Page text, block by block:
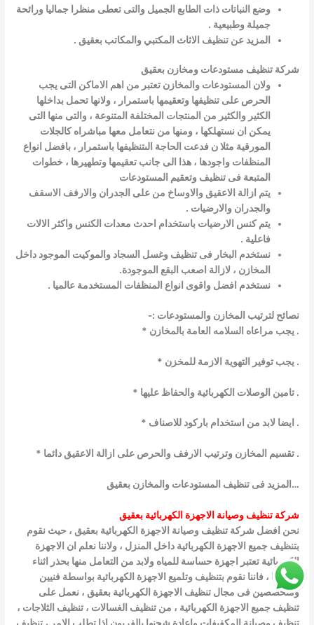
وضع النباتات ذات الطابع الجميل والتى تعطى منظرا جماليا ورائحة
جميلة وطبيعية .
المزيد عن تنظيف الاثاث المكتبي والمكاتب بعقيق .
شركة تنظيف مستودعات ومخازن بعقيق
ولان المستودعات والمخازن تعتبر من اهم الاماكن التى يجب
الحرص على تنظيفها وتعقيمها باستمرار ، ولانها تحمل بداخلها
الكثير والكثير من المنتجات المختلفة المتنوعة ، والتى منها التى
يمكن ان نستهلكها ، ومنها من نتعامل معها مباشراهكالجلات
المورقية مثلا ن فدعت الحاجة الىتنظيفها باستمرار ، بافضل انواع
المنظفات واجودها ، هذا الى جانب تعقيمها وتطهيرها ، خطوات
المتبعة فى تنظيف وتعقيم المستودعات
يتم ازالة الاعقيق والاوساخ من على الجدران والارفف الاسقف
والجدران والارضيات .
يتم كنس الارضيات باستخدام احدث معدات الكنس واكثر الالات
فاعلية .
نستخدم البخار فى تنظيف وغسل السجاد والموكيت الموجود داخل
المخازن ، لازالة اصعب البقع الموجودة.
نستخدم افضل واقوى انواع المنظفات المستخدمة عالميا .
نصائح لترتيب المخازن والمستودعات :-
. يجب مراعاه السلامه العامة بالمخازن *
. يجب توفير التهوية الازمة للمخزن *
. تامين الوصلات الكهربائية والحفاظ عليها *
. ايضا لابد من استخدام باركود للاصناف *
. تقسيم المخازن وترتيب الارفف والحرص على ازالة الاعقيق دائما *
…المزيد فى تنظيف المستودعات والمخازن بعقيق
شركة تنظيف وصيانة الاجهزة الكهربائية بعقيق
نحن افضل شركة تنظيف وصيانة الاجهزة الكهربائية بعقيق ، حيث نقوم
بتنظيف جميع الاجهزة الكهربائية داخل المنزل ، ولاننا نعلم ان الاجهزة
الكهربائية تعتبر اجهزة حساسة للمياه ولابد من التعامل منها بحذر اثناء
تنظيفها ، فاننا نقوم بتنظيف وتلميع الاجهزة الكهربائية بواسطة فنيين
ومتخصصين فى مجال تنظيف الاجهزة الكهربائية بعقيق ، نعمل على
تنظيف جميع الاجهزة الكهربائية ، من تنظيف الغسالات ، تنظيف الثلاجات ،